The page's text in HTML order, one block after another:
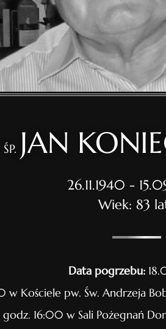
ŚP. JAN
26.11.1940 -
Wiek: 83
Data pogrzebu:
w Kościele pw. Św. Andrzeja
16:00 w Sali Pożegnań